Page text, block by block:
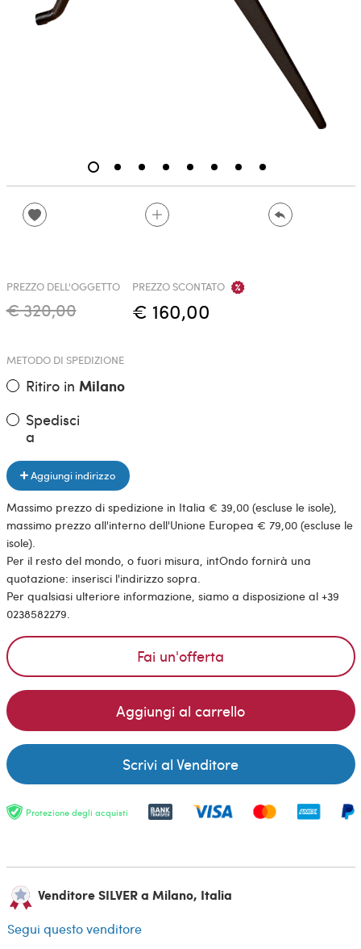
PREZZO DELL'OGGETTO
€ 320,00
PREZZO SCONTATO
€ 160,00
METODO DI SPEDIZIONE
Ritiro in Milano
Spedisci
a
Aggiungi indirizzo
Massimo prezzo di spedizione in Italia € 39,00 (escluse le isole),
massimo prezzo all'interno dell'Unione Europea € 79,00 (escluse le
isole).
Per il resto del mondo, o fuori misura, intOndo fornirà una
quotazione: inserisci l'indirizzo sopra.
Per qualsiasi ulteriore informazione, siamo a disposizione al +39
0238582279.
Fai un'offerta
Aggiungi al carrello
Scrivi al Venditore
Protezione degli acquisti
Venditore SILVER a Milano, Italia
Segui questo venditore